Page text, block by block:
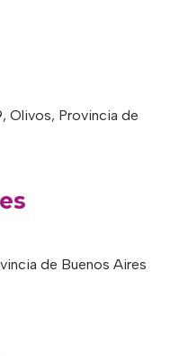
Olivos, Provincia de
de Buenos Aires